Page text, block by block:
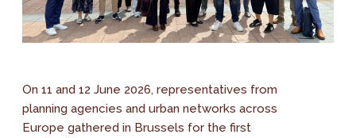
On 11 and 12 June 2026, representatives from
planning agencies and urban networks across
Europe gathered in Brussels for the first